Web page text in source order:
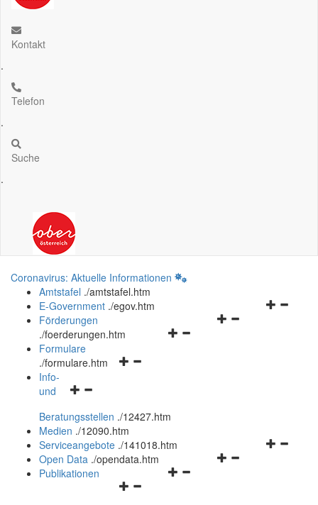
Kontakt
.
Telefon
.
Suche
.
Coronavirus: Aktuelle Informationen
Amtstafel ./amtstafel.htm
Navigationsmenü
E-Government ./egov.htm
Navigationsmenü
Förderungen
./foerderungen.htm
Navigationsmenü
Formulare
./formulare.htm
Navigationsmenü
und
schließen
Info-
und
Beratungsstellen ./12427.htm
Medien ./12090.htm
Navigationsmenü
Serviceangebote ./141018.htm
Navigationsmenü
Open Data ./opendata.htm
Navigationsmenü
Publikationen